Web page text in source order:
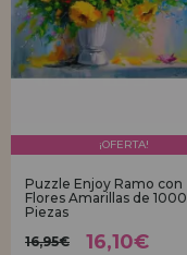
¡OFERTA!
Puzzle Enjoy Ramo con
Flores Amarillas de 1000
Piezas
16,95€
16,10€